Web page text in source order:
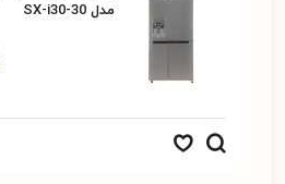
مدل SX-i30-30